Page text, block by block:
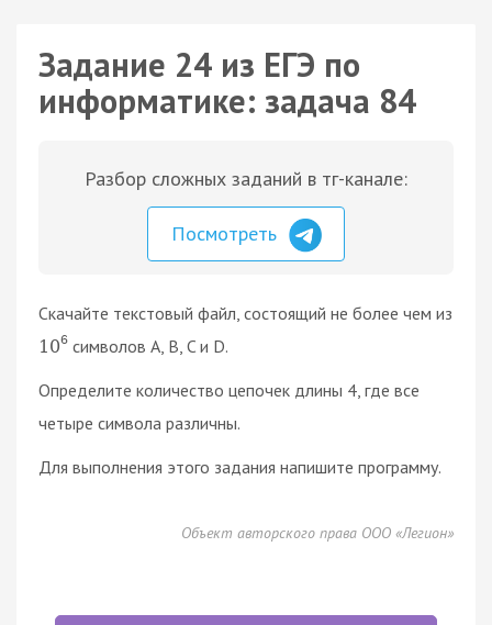
Задание 24 из ЕГЭ по
информатике: задача 84
Разбор сложных заданий в тг-канале:
Посмотреть
Скачайте текстовый файл, состоящий не более чем из
106 символов A, B, C и D.
Определите количество цепочек длины 4, где все
четыре символа различны.
Для выполнения этого задания напишите программу.
Объект авторского права ООО «Легион»